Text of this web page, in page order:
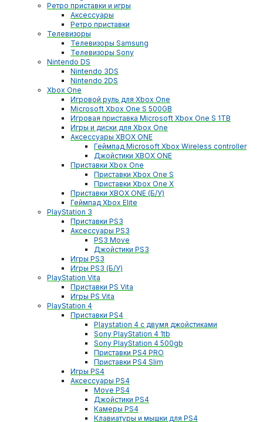
Ретро приставки и игры
Аксессуары
Ретро приставки
Телевизоры
Телевизоры Samsung
Телевизоры Sony
Nintendo DS
Nintendo 3DS
Nintendo 2DS
Xbox One
Игровой руль для Xbox One
Microsoft Xbox One S 500GB
Игровая приставка Microsoft Xbox One S 1TB
Игры и диски для Xbox One
Аксессуары XBOX ONE
Геймпад Microsoft Xbox Wireless controller
Джойстики XBOX ONE
Приставки Xbox One
Приставки Xbox One S
Приставки Xbox One X
Приставки XBOX ONE (Б/У)
Геймпад Xbox Elite
PlayStation 3
Приставки PS3
Аксессуары PS3
PS3 Move
Джойстики PS3
Игры PS3
Игры PS3 (Б/У)
PlayStation Vita
Приставки PS Vita
Игры PS Vita
PlayStation 4
Приставки PS4
Playstation 4 с двумя джойстиками
Sony PlayStation 4 1tb
Sony PlayStation 4 500gb
Приставки PS4 PRO
Приставки PS4 Slim
Игры PS4
Аксессуары PS4
Move PS4
Джойстики PS4
Камеры PS4
Клавиатуры и мышки для PS4